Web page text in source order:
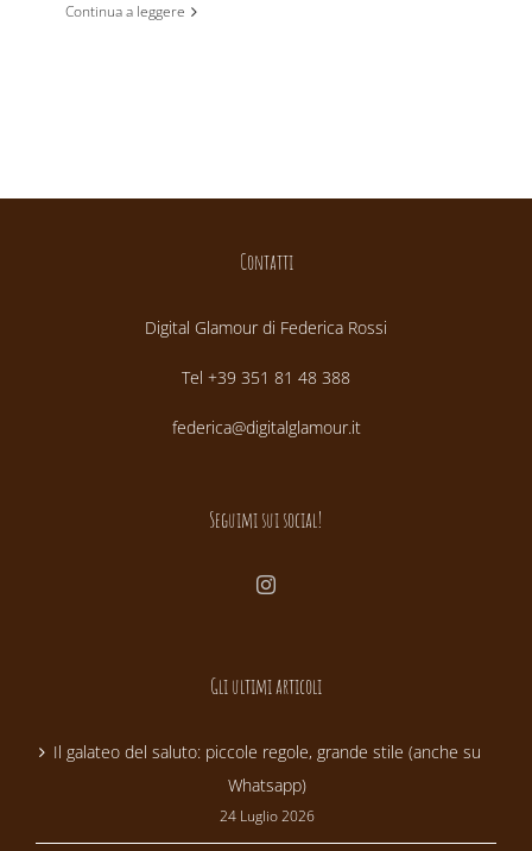
Continua a leggere
Contatti
Digital Glamour di Federica Rossi
Tel +39 351 81 48 388
federica@digitalglamour.it
Seguimi sui social!
Gli ultimi articoli
Il galateo del saluto: piccole regole, grande stile (anche su
Whatsapp)
24 Luglio 2026